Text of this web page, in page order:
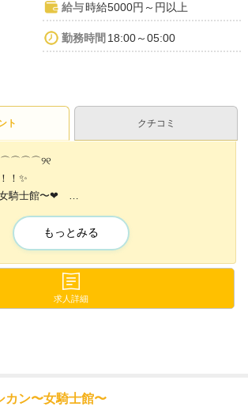
給与時給5000円～円以上
勤務時間 18:00～05:00
ト クチコミ
！✨️
騎士館〜❤
高待遇✨️
り✨️
もっとみる
求人詳細
ン〜女騎士館〜